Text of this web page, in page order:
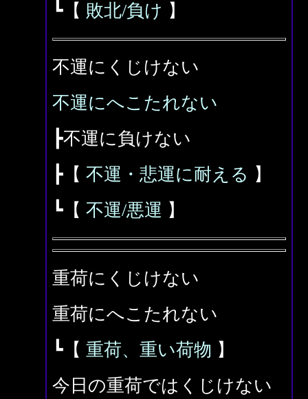
┗【 敗北/負け 】
不運にくじけない
不運にへこたれない
┣不運に負けない
┣【 不運・悲運に耐える 】
┗【 不運/悪運 】
重荷にくじけない
重荷にへこたれない
┗【 重荷、重い荷物 】
今日の重荷ではくじけない